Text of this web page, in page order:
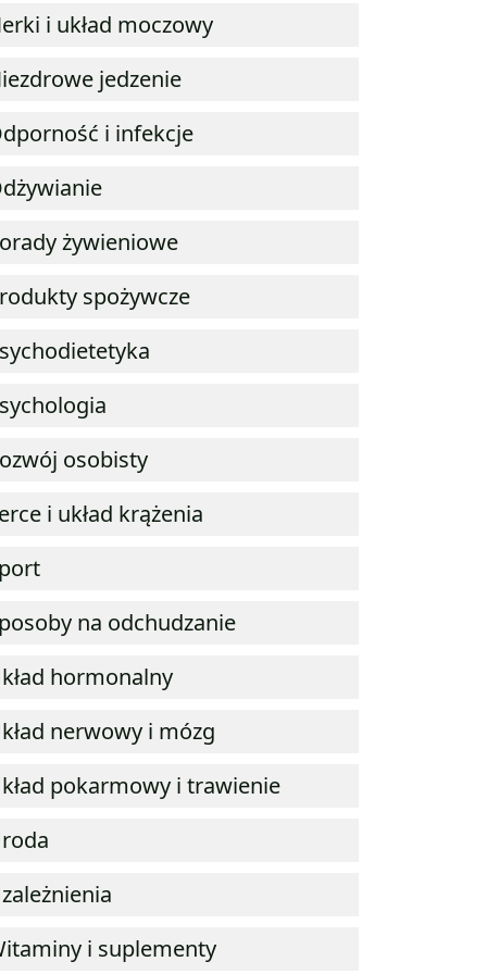
i układ moczowy
jedzenie
i infekcje
żywieniowe
spożywcze
osobisty
i układ krążenia
na odchudzanie
hormonalny
nerwowy i mózg
pokarmowy i trawienie
i suplementy